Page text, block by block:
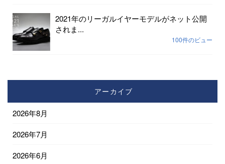
2021年のリーガルイヤーモデルがネット公開
されま...
100件のビュー
アーカイブ
2026年8月
2026年7月
2026年6月